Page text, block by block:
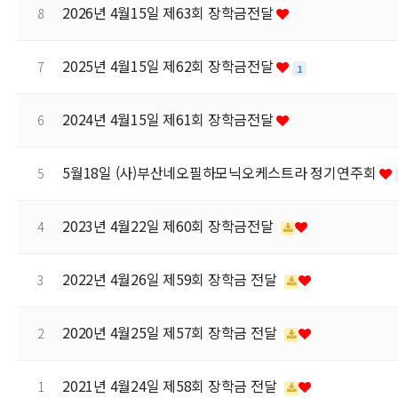
8 2026년 4월15일 제63회 장학금전달
7 2025년 4월15일 제62회 장학금전달 1
6 2024년 4월15일 제61회 장학금전달
5 5월18일 (사)부산네오필하모닉오케스트라 정기연주회
4 2023년 4월22일 제60회 장학금전달
3 2022년 4월26일 제59회 장학금 전달
2 2020년 4월25일 제57회 장학금 전달
1 2021년 4월24일 제58회 장학금 전달